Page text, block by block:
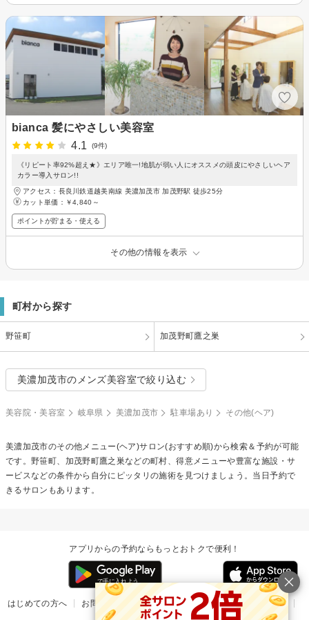
bianca 髪にやさしい美容室
4.1
(9件)
《リピート率92%超え★》エリア唯一!地肌が弱い人にオススメの頭皮にやさしいヘア
カラー導入サロン!!
アクセス：長良川鉄道越美南線 美濃加茂市 加茂野駅 徒歩25分
カット単価： ￥4,840～
ポイントが貯まる・使える
その他の情報を表示
町村から探す
野笹町 加茂野町鷹之巣
美濃加茂市のメンズ美容室で絞り込む
美容院・美容室 岐阜県 美濃加茂市 駐車場あり その他(ヘア)
美濃加茂市のその他メニュー(ヘア)サロン(おすすめ順)から検索＆予約が可能
です。野笹町、加茂野町鷹之巣などの町村、得意メニューや豊富な施設・サ
ービスなどの条件から自分にピッタリの施術を見つけましょう。当日予約で
きるサロンもあります。
アプリからの予約ならもっとおトクで便利！
はじめての方へ お問い合わせ ヘルプ リリース情報
利用規約
掲載ご希望のサロン様